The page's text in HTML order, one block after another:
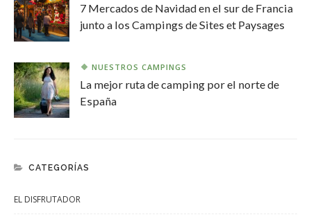
7 Mercados de Navidad en el sur de Francia
junto a los Campings de Sites et Paysages
NUESTROS CAMPINGS
La mejor ruta de camping por el norte de
España
CATEGORÍAS
EL DISFRUTADOR